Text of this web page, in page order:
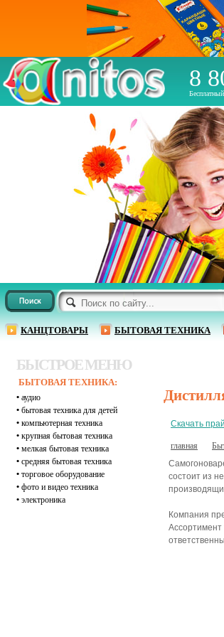
8
КАНЦТОВАРЫ БЫТОВАЯ ТЕХНИКА
БЫСТРОЕ МЕНЮ
БЫТОВАЯ ТЕХНИКА:
• аудио
• бытовая техника для детей
• компьютерная техника
• крупная бытовая техника
• мелкая бытовая техника
• средняя бытовая техника
• торговое оборудование
• фото и видео техника
• электроника
Скачать
главная
состоит из
Компания